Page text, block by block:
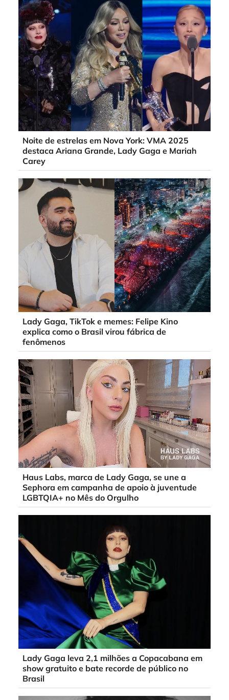
Noite de estrelas em Nova York: VMA 2025
destaca Ariana Grande, Lady Gaga e Mariah
Carey
Lady Gaga, TikTok e memes: Felipe Kino
explica como o Brasil virou fábrica de
fenômenos
Haus Labs, marca de Lady Gaga, se une a
Sephora em campanha de apoio à juventude
LGBTQIA+ no Mês do Orgulho
Lady Gaga leva 2,1 milhões a Copacabana em
show gratuito e bate recorde de público no
Brasil